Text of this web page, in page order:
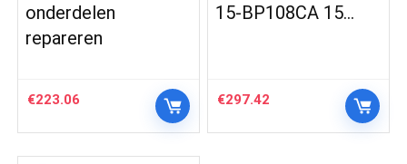
onderdelen
repareren
€223.06
15-BP108CA 15…
€297.42